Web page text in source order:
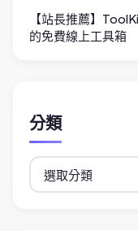
【站長推薦】
的免費線上工具箱
分類
分
類